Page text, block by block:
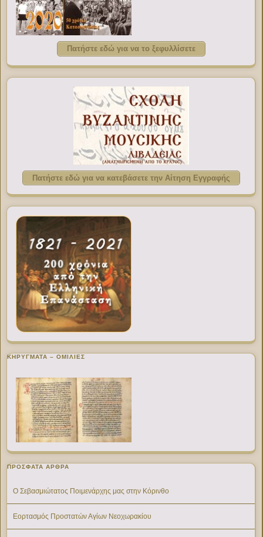
Πατήστε εδώ για να το ξεφυλλίσετε
Πατήστε εδώ για να κατεβάσετε την Αίτηση Εγγραφής
ΚΗΡΥΓΜΑΤΑ – ΟΜΙΛΙΕΣ
ΠΡΌΣΦΑΤΑ ΆΡΘΡΑ
Ο Σεβασμιώτατος Ποιμενάρχης μας στην Κόρινθο
Εορτασμός Προστατών Αγίων Νεοχωρακίου